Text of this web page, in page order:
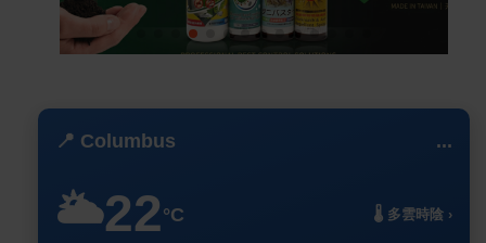
📍 Columbus ...
🌥️22°C 🌡️ 多雲時陰 ›